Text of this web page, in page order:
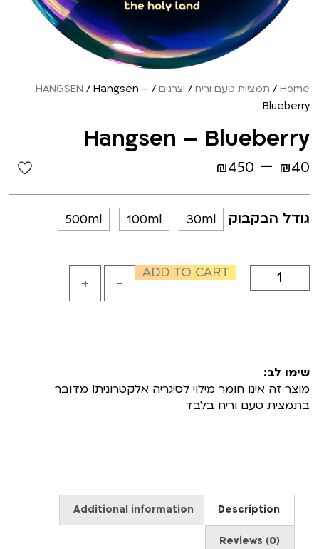
Home
/ תמציות טעם וריח / יצרנים /
HANGSEN / Hangsen –
Blueberry
Hangsen – Blueberry
₪40
–
₪450
גודל הבקבוק 30ml
100ml
500ml
-
+ ADD TO CART
שימו לב:
מוצר זה אינו חומר מילוי לסיגריה אלקטרונית! מדובר
בתמצית טעם וריח בלבד
Description
Additional information
Reviews (0)